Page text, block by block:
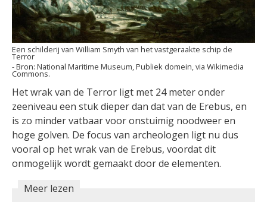
Een schilderij van William Smyth van het vastgeraakte schip de
Terror
National Maritime Museum, Publiek domein, via Wikimedia
Commons.
Het wrak van de Terror ligt met 24 meter onder
zeeniveau een stuk dieper dan dat van de Erebus, en
is zo minder vatbaar voor onstuimig noodweer en
hoge golven. De focus van archeologen ligt nu dus
vooral op het wrak van de Erebus, voordat dit
onmogelijk wordt gemaakt door de elementen.
Meer lezen